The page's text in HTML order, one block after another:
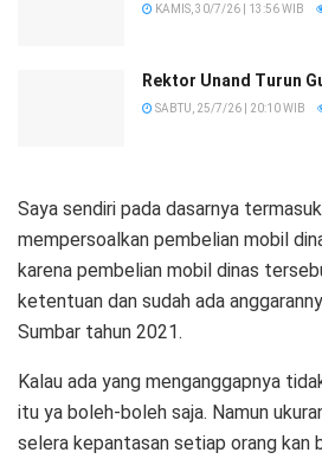
KAMIS, 30/7/26 | 13:56 WIB
Rektor Unand Turun
SABTU, 25/7/26 | 20:10 WIB
Saya sendiri pada dasarnya
mempersoalkan pembelian mobil
karena pembelian mobil dinas
ketentuan dan sudah ada
Sumbar tahun 2021.
Kalau ada yang menganggapnya
itu ya boleh-boleh saja. Namun
selera kepantasan setiap orang kan